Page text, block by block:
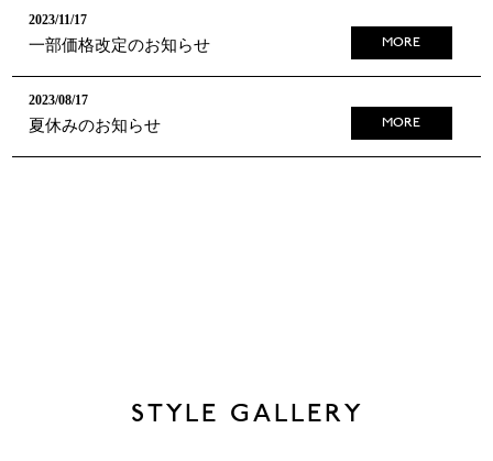
2023/11/17
一部価格改定のお知らせ MORE
2023/08/17
夏休みのお知らせ MORE
STYLE GALLERY